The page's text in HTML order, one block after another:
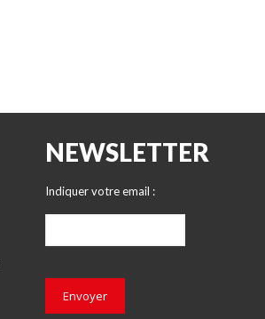
NEWSLETTER
Indiquer votre email :
Envoyer